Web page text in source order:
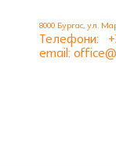
8000 Бургас, ул.
Телефони:
email: